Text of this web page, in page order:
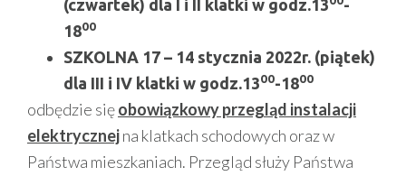
(czwartek) dla I i II klatki w godz.13
-
1800
SZKOLNA 17 – 14 stycznia 2022r. (piątek)
dla III i IV klatki w godz.1300-1800
odbędzie sięobowiązkowy przegląd instalacji
elektrycznejna klatkach schodowych oraz w
Państwa mieszkaniach. Przegląd służy Państwa